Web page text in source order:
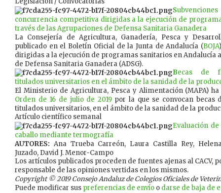
S
concurrencia competitiva dirigidas a la ejecución de
través de las Agrupaciones de Defensa Sanitaria Ganadera
La Consejería de Agricultura, Ganadería, Pesca y
publicado en el Boletín Oficial de la Junta de Andalucía (BOJA
dirigidas a la ejecución de programas sanitarios en Andalucía
de Defensa Sanitaria Ganadera (ADSG).
Becas de
titulados universitarios en el ámbito de la sanidad de la
El Ministerio de Agricultura, Pesca y Alimentación (MAPA)
Orden de 16 de julio de 2019por la que se convocan becas
titulados universitarios, en el ámbito de la sanidad de la
Artículo científico semanal
Evaluación
caballo mediante termografía
AUTORES: Ana Trueba Carreón, Laura Castilla Rey,
Juzado, David J. Menor-Campo
Los artículos publicados proceden de fuentes ajenas al CACV,
responsable de las opiniones vertidas en los mismos.
Copyright © 2019 Consejo Andaluz de Colegios Oficiales de
Puede modificar sus preferencias de envío o darse de baja de